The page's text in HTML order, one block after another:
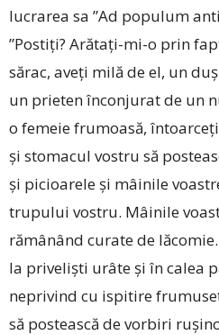
lucrarea sa ”Ad populum
”Postiți? Arătați-mi-o prin
sărac, aveți milă de el, un
un prieten înconjurat de un
o femeie frumoasă,
și stomacul vostru să
și picioarele și mâinile
trupului vostru. Mâinile
rămânând curate de
la priveliști urâte și în calea
neprivind cu ispitire
să postească de vorbiri